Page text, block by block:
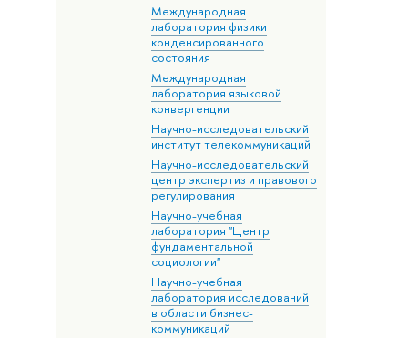
Международная
лаборатория физики
конденсированного
состояния
Международная
лаборатория языковой
конвергенции
Научно-исследовательский
институт телекоммуникаций
Научно-исследовательский
центр экспертиз и правового
регулирования
Научно-учебная
лаборатория "Центр
фундаментальной
социологии"
Научно-учебная
лаборатория исследований
в области бизнес-
коммуникаций